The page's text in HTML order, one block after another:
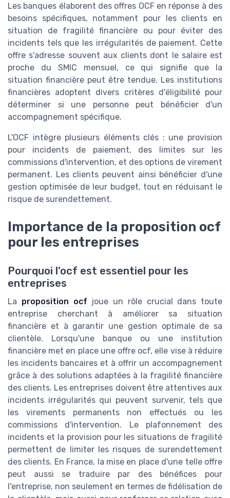
Les banques élaborent des offres OCF en réponse à des
besoins spécifiques, notamment pour les clients en
situation de fragilité financière ou pour éviter des
incidents tels que les irrégularités de paiement. Cette
offre s'adresse souvent aux clients dont le salaire est
proche du SMIC mensuel, ce qui signifie que la
situation financière peut être tendue. Les institutions
financières adoptent divers critères d'éligibilité pour
déterminer si une personne peut bénéficier d'un
accompagnement spécifique.
L'OCF intègre plusieurs éléments clés : une provision
pour incidents de paiement, des limites sur les
commissions d'intervention, et des options de virement
permanent. Les clients peuvent ainsi bénéficier d'une
gestion optimisée de leur budget, tout en réduisant le
risque de surendettement.
Importance de la proposition ocf
pour les entreprises
Pourquoi l'ocf est essentiel pour les
entreprises
La proposition ocf joue un rôle crucial dans toute
entreprise cherchant à améliorer sa situation
financière et à garantir une gestion optimale de sa
clientèle. Lorsqu'une banque ou une institution
financière met en place une offre ocf, elle vise à réduire
les incidents bancaires et à offrir un accompagnement
grâce à des solutions adaptées à la fragilité financière
des clients. Les entreprises doivent être attentives aux
incidents irrégularités qui peuvent survenir, tels que
les virements permanents non effectués ou les
commissions d'intervention. Le plafonnement des
incidents et la provision pour les situations de fragilité
permettent de limiter les risques de surendettement
des clients. En France, la mise en place d'une telle offre
peut aussi se traduire par des bénéfices pour
l'entreprise, non seulement en termes de fidélisation de